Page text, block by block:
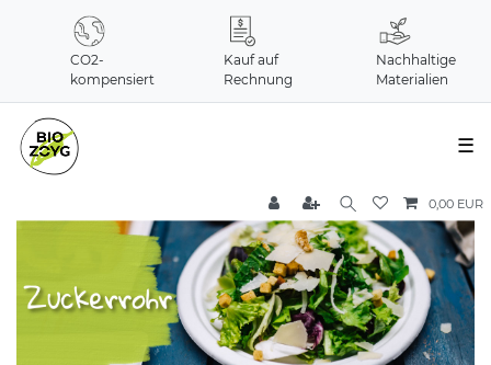
CO2-
kompensiert
Kauf auf
Rechnung
Nachhaltige
Materialien
☰
0,00 EUR